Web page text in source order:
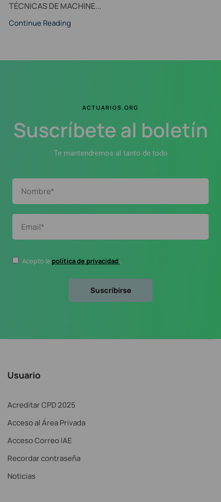
TÉCNICAS DE MACHINE...
Continue Reading
ACTUARIOS.ORG
Suscríbete al boletín
Te mantendremos al tanto de todo
Acepto la política de privacidad .
Usuario
Acreditar CPD 2025
Acceso al Área Privada
Acceso Correo IAE
Recordar contraseña
Noticias